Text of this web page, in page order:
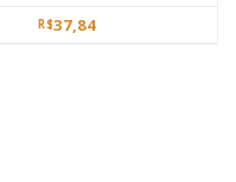
R$37,84